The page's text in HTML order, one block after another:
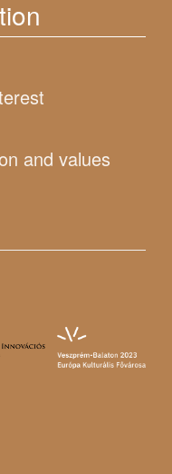
and values